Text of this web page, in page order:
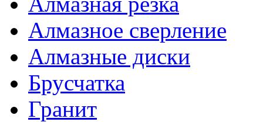
Алмазное сверление
Алмазные диски
Брусчатка
Гранит